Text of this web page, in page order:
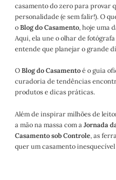
casamento do zero para provar
personalidade (e sem falir!). O
oBlog do Casamento, hoje uma
Aqui, ela une o olhar de
entende que planejar o grande
OBlog do Casamentoé o guia
curadoria de tendências
produtos e dicas práticas.
Além de inspirar milhões de
a mão na massa com aJornada
Casamento sob Controle, as
quer um casamento